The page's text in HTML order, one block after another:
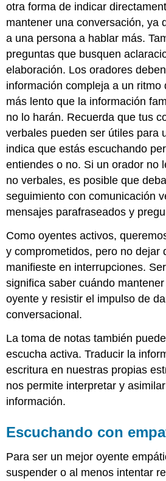
otra forma de indicar
mantener una conversación, ya
a una persona a hablar más.
preguntas que busquen
elaboración. Los oradores
información compleja a un ritmo
más lento que la información
no lo harán. Recuerda que tus
verbales pueden ser útiles para
indica que estás escuchando
entiendes o no. Si un orador no
no verbales, es posible que
seguimiento con comunicación
mensajes parafraseados y
Como oyentes activos,
y comprometidos, pero no dejar
manifieste en interrupciones.
significa saber cuándo
oyente y resistir el impulso de
conversacional.
La toma de notas también
escucha activa. Traducir la
escritura en nuestras propias
nos permite interpretar y
información.
Escuchando con
Para ser un mejor oyente
suspender o al menos intentar